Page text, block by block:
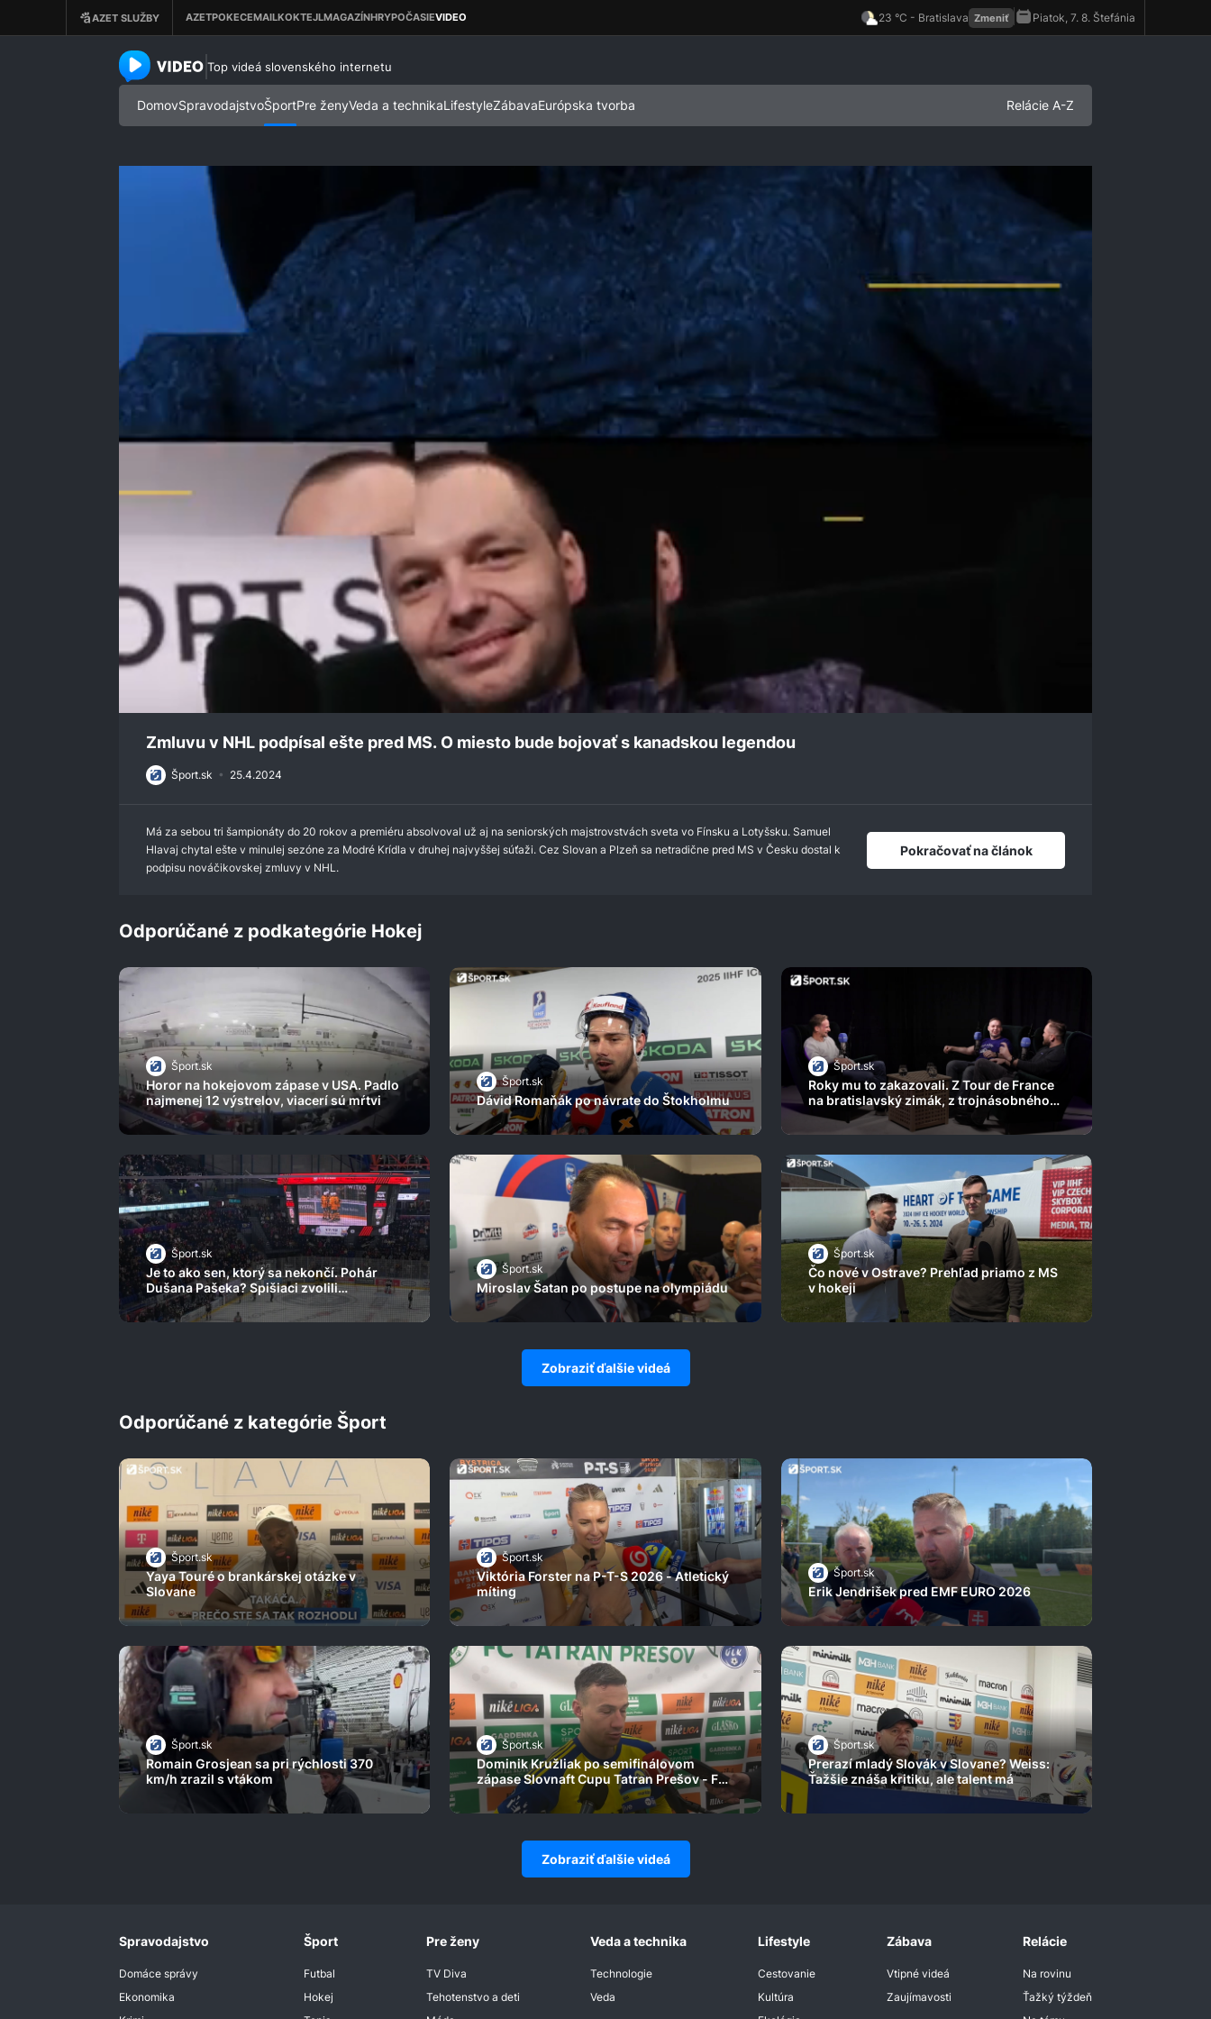
azet.video.sk
Top videá slovenského internetu
DomovSpravodajstvoŠportPre ženyVeda a technikaLifestyleZábavaEurópska tvorba Relácie A-Z
seconds
minutes,
Zmluvu v NHL podpísal ešte pred MS. O miesto bude bojovať s kanadskou legendou
Šport.sk • 25.4.2024
Má za sebou tri šampionáty do 20 rokov a premiéru absolvoval už aj na seniorských majstrovstvách sveta vo Fínsku a Lotyšsku. Samuel
Hlavaj chytal ešte v minulej sezóne za Modré Krídla v druhej najvyššej súťaži. Cez Slovan a Plzeň sa netradične pred MS v Česku dostal k
podpisu nováčikovskej zmluvy v NHL.
Pokračovať na článok
Odporúčané z podkategórie Hokej
Šport.sk
Horor na hokejovom zápase v USA. Padlo
najmenej 12 výstrelov, viacerí sú mŕtvi
Šport.sk
Dávid Romaňák po návrate do Štokholmu
Šport.sk
Roky mu to zakazovali. Z Tour de France
na bratislavský zimák, z trojnásobného
majstra sveta je hokejista
Šport.sk
Je to ako sen, ktorý sa nekončí. Pohár
Dušana Pašeka? Spišiaci zvolili
zaujímavé riešenie
Šport.sk
Miroslav Šatan po postupe na olympiádu
Šport.sk
Čo nové v Ostrave? Prehľad priamo z MS
v hokeji
Zobraziť ďalšie videá
Odporúčané z kategórie Šport
Šport.sk
Yaya Touré o brankárskej otázke v
Slovane
Šport.sk
Viktória Forster na P-T-S 2026 - Atletický
míting
Šport.sk
Erik Jendrišek pred EMF EURO 2026
Šport.sk
Romain Grosjean sa pri rýchlosti 370
km/h zrazil s vtákom
Šport.sk
Dominik Kružliak po semifinálovom
zápase Slovnaft Cupu Tatran Prešov - FC
Košice
Šport.sk
Prerazí mladý Slovák v Slovane? Weiss:
Ťažšie znáša kritiku, ale talent má
Zobraziť ďalšie videá
Spravodajstvo
Domáce správy
Ekonomika
Šport
Futbal
Hokej
Pre ženy
TV Diva
Tehotenstvo a deti
Veda a technika
Technologie
Veda
Lifestyle
Cestovanie
Kultúra
Zábava
Vtipné videá
Zaujímavosti
Relácie
Na rovinu
Ťažký týždeň